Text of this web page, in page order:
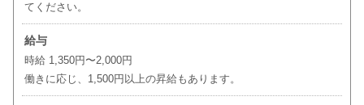
てください。
給与
時給 1,350円〜2,000円
働きに応じ、1,500円以上の昇給もあります。